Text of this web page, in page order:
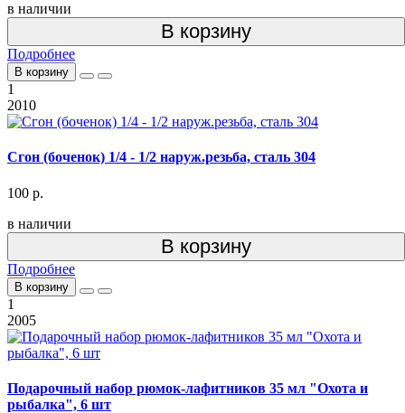
в наличии
В корзину
Подробнее
В корзину
1
2010
Сгон (боченок) 1/4 - 1/2 наруж.резьба, сталь 304
100 р.
в наличии
В корзину
Подробнее
В корзину
1
2005
Подарочный набор рюмок-лафитников 35 мл "Охота и
рыбалка", 6 шт